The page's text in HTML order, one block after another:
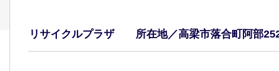
リサイクルプラザ 所在地／高梁市落合町阿部